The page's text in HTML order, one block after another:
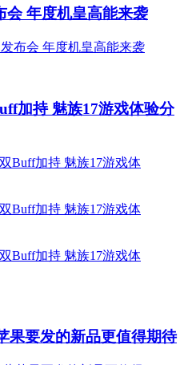
会 年度机皇高能来袭
加持 魅族17游戏体验分
果要发的新品更值得期待